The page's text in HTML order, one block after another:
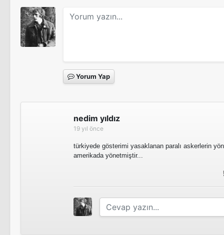
Yorum Yap
nedim yıldız
19 yıl önce
türkiyede gösterimi yasaklanan paralı askerlerin
amerikada yönetmiştir...